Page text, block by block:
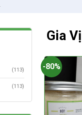
(113)
(113)
Gia Vị
-80%